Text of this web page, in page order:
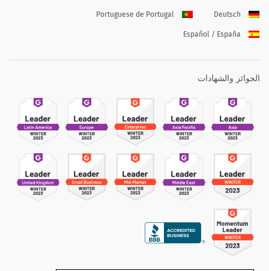
Deutsch
Portuguese de Portugal
Español / España
الجوائز والشهادات